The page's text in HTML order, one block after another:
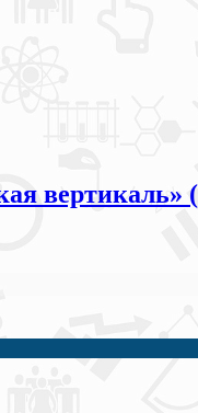
вертикаль»